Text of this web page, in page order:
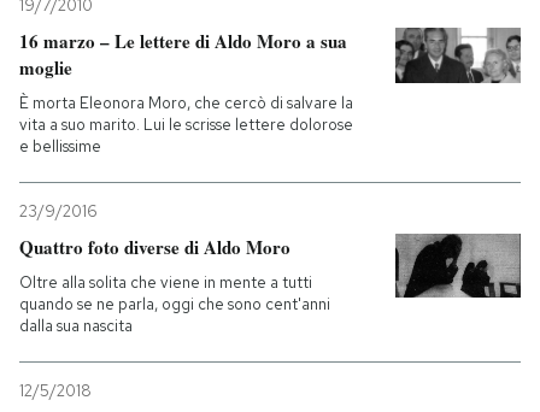
19/7/2010
16 marzo – Le lettere di Aldo Moro a sua
moglie
È morta Eleonora Moro, che cercò di salvare la
vita a suo marito. Lui le scrisse lettere dolorose
e bellissime
23/9/2016
Quattro foto diverse di Aldo Moro
Oltre alla solita che viene in mente a tutti
quando se ne parla, oggi che sono cent'anni
dalla sua nascita
12/5/2018